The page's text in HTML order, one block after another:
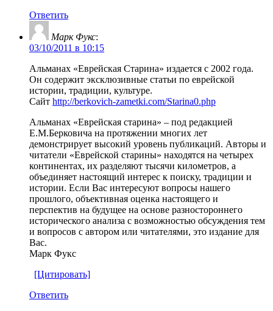
Ответить
Марк Фукс:
03/10/2011 в 10:15
Альманах «Еврейская Старина» издается с 2002 года.
Он содержит эксклюзивные статьи по еврейской
истории, традиции, культуре.
Сайт http://berkovich-zametki.com/Starina0.php
Альманах «Еврейская старина» – под редакцией
Е.М.Берковича на протяжении многих лет
демонстрирует высокий уровень публикаций. Авторы и
читатели «Еврейской старины» находятся на четырех
континентах, их разделяют тысячи километров, а
объединяет настоящий интерес к поиску, традиции и
истории. Если Вас интересуют вопросы нашего
прошлого, объективная оценка настоящего и
перспектив на будущее на основе разностороннего
исторического анализа с возможностью обсуждения тем
и вопросов с автором или читателями, это издание для
Вас.
Марк Фукс
[Цитировать]
Ответить